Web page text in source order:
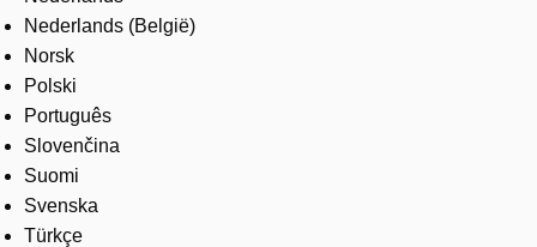
Nederlands (België)
Norsk
Polski
Português
Slovenčina
Suomi
Svenska
Türkçe